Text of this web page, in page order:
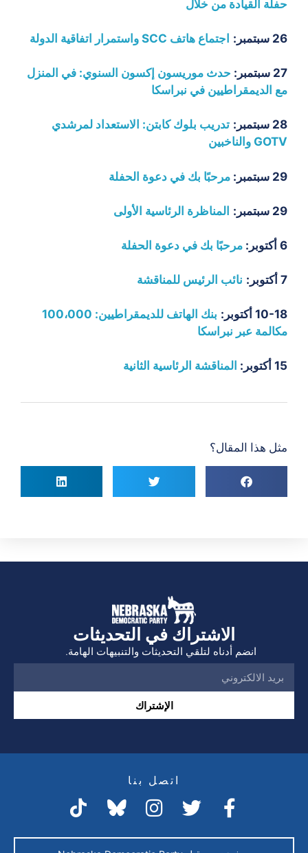
حفلة القيادة من خلال
26 سبتمبر: اجتماع هاتف SCC واستمرار اتفاقية الدولة
27 سبتمبر:
حدث موريسون إكسون السنوي: في المنزل
مع الديمقراطيين في نبراسكا
28 سبتمبر:
تدريب بلوك كابتن: الاستعداد لمرشدي
GOTV والناخبين
29 سبتمبر: مرحبًا بك في دعوة الحفلة
29 سبتمبر: المناظرة الرئاسية الأولى
6 أكتوبر: مرحبًا بك في دعوة الحفلة
7 أكتوبر: نائب الرئيس للمناقشة
10-18 أكتوبر:
بنك الهاتف للديمقراطيين: 100،000
مكالمة عبر نبراسكا
15 أكتوبر: المناقشة الرئاسية الثانية
مثل هذا المقال؟
الاشتراك في التحديثات
انضم أدناه لتلقي التحديثات والتنبيهات الهامة.
الإشتراك
اتصل بنا